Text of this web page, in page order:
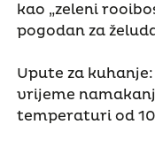
kao „zeleni
pogodan za
Upute za
vrijeme
temperaturi od